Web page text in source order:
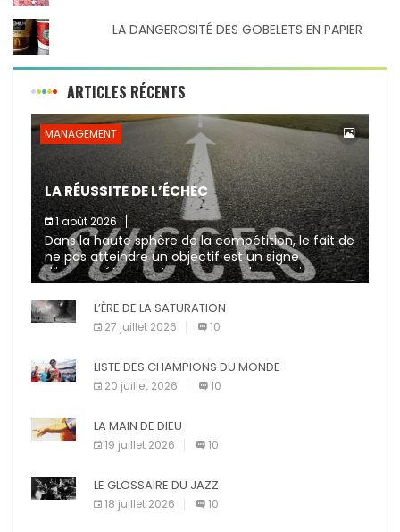
LA DANGEROSITÉ DES GOBELETS EN PAPIER
ARTICLES RÉCENTS
MANAGEMENT
LA RÉUSSITE DE L’ÉCHEC
1 août 2026
Dans la haute sphère de la compétition, le fait de
ne pas atteindre un objectif est un signe
d’incompétence et une source de sanctions
diverses (avertissement, […]
L’ÈRE DE LA SATURATION
27 juillet 2026 10
LISTE DES CHAMPIONS DU MONDE
20 juillet 2026 10
LA MAIN DE DIEU
19 juillet 2026 10
LE GLOSSAIRE DU JAZZ
18 juillet 2026 10